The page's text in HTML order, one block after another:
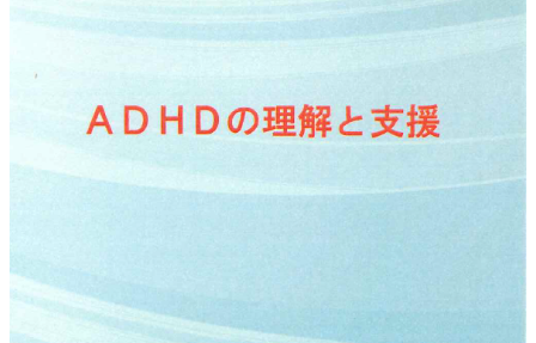
当連盟について
連盟紹介
定款
アクセス
アジア知的障害連盟
途上国支援